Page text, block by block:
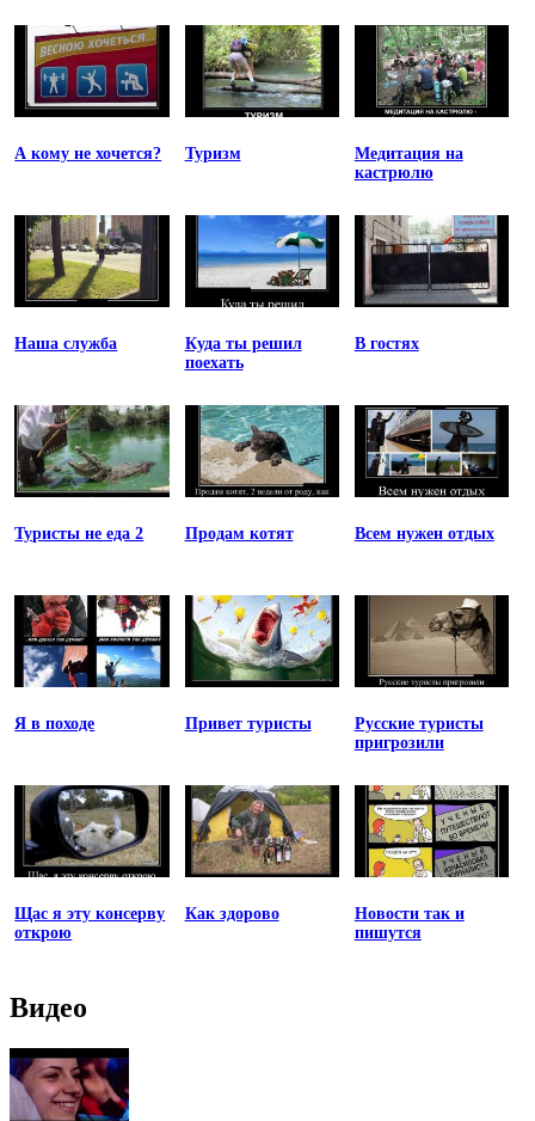
А кому не хочется? Туризм
Медитация на
кастрюлю
Наша служба
Куда ты решил
поехать
В гостях
Туристы не еда 2 Продам котят Всем нужен отдых
Я в походе Привет туристы
Русские туристы
пригрозили
Щас я эту консерву
открою
Как здорово
Новости так и
пишутся
Видео